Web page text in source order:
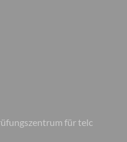
für telc